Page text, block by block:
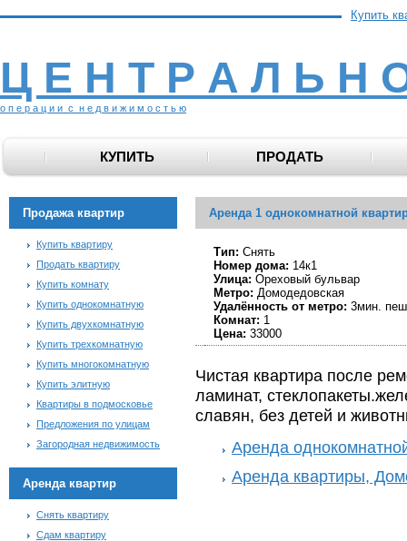
Купить
Ц Е Н Т Р А Л Ь Н
о п е р а ц и и с н е д в и ж и м о с т ь ю
КУПИТЬ ПРОДАТЬ
Продажа квартир
Купить квартиру
Продать квартиру
Купить комнату
Купить однокомнатную
Купить двухкомнатную
Купить трехкомнатную
Купить многокомнатную
Купить элитную
Квартиры в подмосковье
Предложения по улицам
Загородная недвижимость
Аренда квартир
Снять квартиру
Сдам квартиру
Аренда 1 однокомнатной
Тип: Снять
Номер дома: 14к1
Улица: Ореховый бульвар
Метро: Домодедовская
Удалённость от метро: 3мин.
Комнат: 1
Цена: 33000
Чистая квартира после
ламинат,
славян, без детей и
Аренда
Аренда квартиры,